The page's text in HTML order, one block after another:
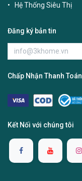
Hệ Thống Siêu Thị
Đăng ký bản tin
Chấp Nhận Thanh Toán
Kết Nối với chúng tôi